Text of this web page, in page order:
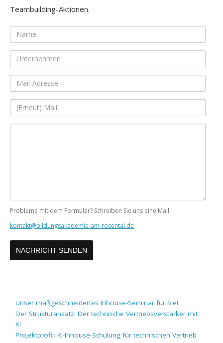
Teambuilding-Aktionen.
Name
Unternehmen
Mail-
Adresse
(Erneut)
Mail
Probleme mit dem Formular? Schreiben Sie uns eine Mail
kontakt@bildungsakademie-am-rosental.de
Unser maßgeschneidertes Inhouse-Seminar für Sie!
Der Strukturansatz: Der technische Vertriebsverstärker mit
KI
Projektprofil: KI-Inhouse-Schulung für technischen Vertrieb